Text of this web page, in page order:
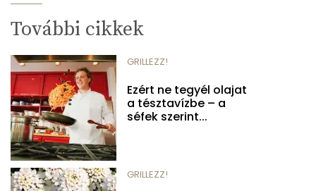
További cikkek
GRILLEZZ!
Ezért ne tegyél olajat
a tésztavízbe – a
séfek szerint...
GRILLEZZ!